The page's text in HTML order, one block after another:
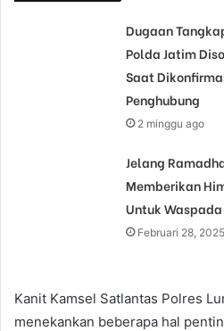
Dugaan
Polda Jatim
Saat
Penghubung
2 minggu ago
Jelang
Memberikan
Untuk
Februari 28, 2025
Kanit Kamsel Satlantas Polres
menekankan beberapa hal